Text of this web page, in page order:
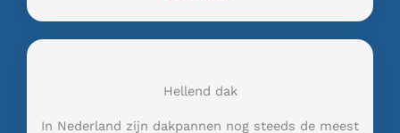
Hellend dak
In Nederland zijn dakpannen nog steeds de meest